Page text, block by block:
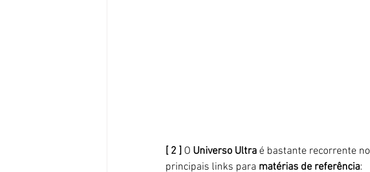
[ 2 ] O Universo Ultra é bastante recorrente no
principais links para matérias de referência: